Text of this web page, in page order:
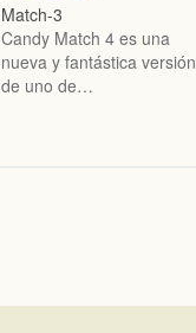
Match-3
Candy Match 4 es una
nueva y fantástica versión
de uno de…